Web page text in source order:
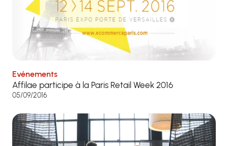
Evénements
Affilae participe à la Paris Retail Week 2016
05/09/2016